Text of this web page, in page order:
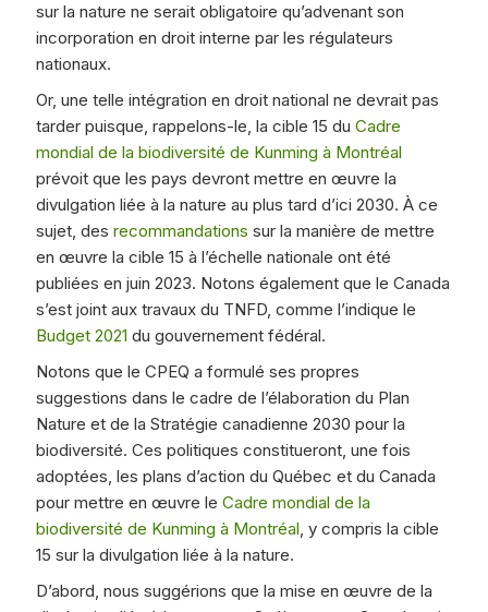
sur la nature ne serait obligatoire qu’advenant son
incorporation en droit interne par les régulateurs
nationaux.
Or, une telle intégration en droit national ne devrait pas
tarder puisque, rappelons-le, la cible 15 du Cadre
mondial de la biodiversité de Kunming à Montréal
prévoit que les pays devront mettre en œuvre la
divulgation liée à la nature au plus tard d’ici 2030. À ce
sujet, des recommandations sur la manière de mettre
en œuvre la cible 15 à l’échelle nationale ont été
publiées en juin 2023. Notons également que le Canada
s’est joint aux travaux du TNFD, comme l’indique le
Budget 2021 du gouvernement fédéral.
Notons que le CPEQ a formulé ses propres
suggestions dans le cadre de l’élaboration du Plan
Nature et de la Stratégie canadienne 2030 pour la
biodiversité. Ces politiques constitueront, une fois
adoptées, les plans d’action du Québec et du Canada
pour mettre en œuvre le Cadre mondial de la
biodiversité de Kunming à Montréal, y compris la cible
15 sur la divulgation liée à la nature.
D’abord, nous suggérions que la mise en œuvre de la